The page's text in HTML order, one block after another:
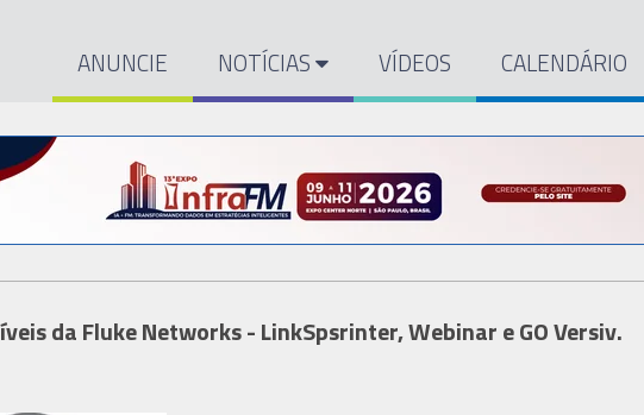
ANUNCIE NOTÍCIAS VÍDEOS CALENDÁRIO
da Fluke Networks - LinkSpsrinter, Webinar e GO Versiv.